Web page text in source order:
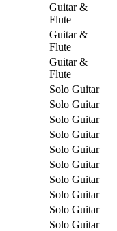
Guitar &
Flute
Guitar &
Flute
Guitar &
Flute
Solo Guitar
Solo Guitar
Solo Guitar
Solo Guitar
Solo Guitar
Solo Guitar
Solo Guitar
Solo Guitar
Solo Guitar
Solo Guitar